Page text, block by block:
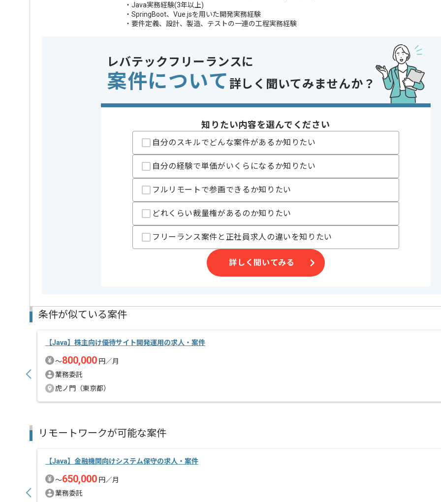
・Java実務経験(3年以上)
・SpringBoot、Vue.jsを用いた開発実務経験
・要件定義、設計、製造、テストの一連の工程実務経験
※上記に似た経験やスキルをお持ちであれば申し込み可能なケースもございます！まずはお気軽にご相談ください！
この案件のポイント 業界
証券 , 銀行
システムの開発、販売、調査研究事業等を展開している企業でございます。
Javaを用いた開発経験を活かしたい方にお勧めです。
レバテックフリーランスに
案件について 詳しく聞いてみませんか？
知りたい内容を選んでください
自分のスキルでどんな案件があるか知りたい
自分の経験で単価がいくらになるか知りたい
フルリモートで参画できるか知りたい
どれくらい裁量権があるのか知りたい
フリーランス案件と正社員求人の違いを知りたい
詳しく聞いてみる
条件が似ている案件
【Java】株主向け優待サイト開発運用の求人・案件
〜800,000 円／月
業務委託
虎ノ門（東京都）
リモートワークが可能な案件
【Java】金融機関向けシステム保守の求人・案件
〜650,000 円／月
業務委託